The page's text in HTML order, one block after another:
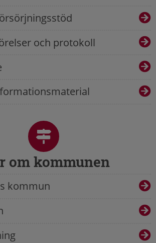
och protokoll
om kommunen
kommun